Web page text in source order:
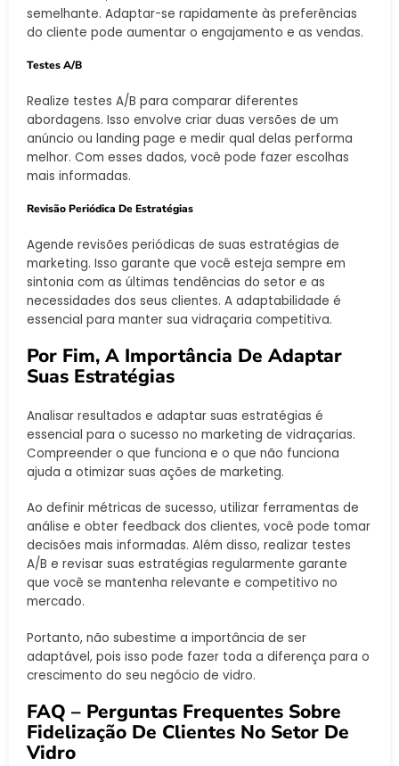
semelhante. Adaptar-se rapidamente às preferências
do cliente pode aumentar o engajamento e as vendas.
Testes A/B
Realize testes A/B para comparar diferentes
abordagens. Isso envolve criar duas versões de um
anúncio ou landing page e medir qual delas performa
melhor. Com esses dados, você pode fazer escolhas
mais informadas.
Revisão Periódica De Estratégias
Agende revisões periódicas de suas estratégias de
marketing. Isso garante que você esteja sempre em
sintonia com as últimas tendências do setor e as
necessidades dos seus clientes. A adaptabilidade é
essencial para manter sua vidraçaria competitiva.
Por Fim, A Importância De Adaptar
Suas Estratégias
Analisar resultados e adaptar suas estratégias é
essencial para o sucesso no marketing de vidraçarias.
Compreender o que funciona e o que não funciona
ajuda a otimizar suas ações de marketing.
Ao definir métricas de sucesso, utilizar ferramentas de
análise e obter feedback dos clientes, você pode tomar
decisões mais informadas. Além disso, realizar testes
A/B e revisar suas estratégias regularmente garante
que você se mantenha relevante e competitivo no
mercado.
Portanto, não subestime a importância de ser
adaptável, pois isso pode fazer toda a diferença para o
crescimento do seu negócio de vidro.
FAQ – Perguntas Frequentes Sobre
Fidelização De Clientes No Setor De
Vidro